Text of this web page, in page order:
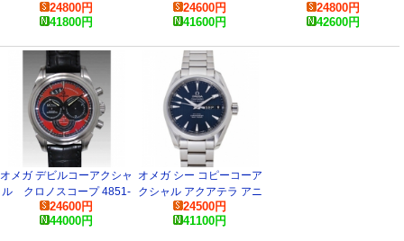
ブルイーグル 1501-10 ス
ーパーコピー 時計
24800円
41800円
24600円
41600円
ットオーシャン 2908-5082
コピー 腕時計
24800円
42600円
オメガ デビルコーアクシャ
ル クロノスコープ 4851-
6131 コピー 腕時計
24600円
44000円
オメガ シー コピーコーア
クシャル アクアテラ アニ
ュアルカレンダー
231.10.39.22.03.001 スー
24500円
41100円